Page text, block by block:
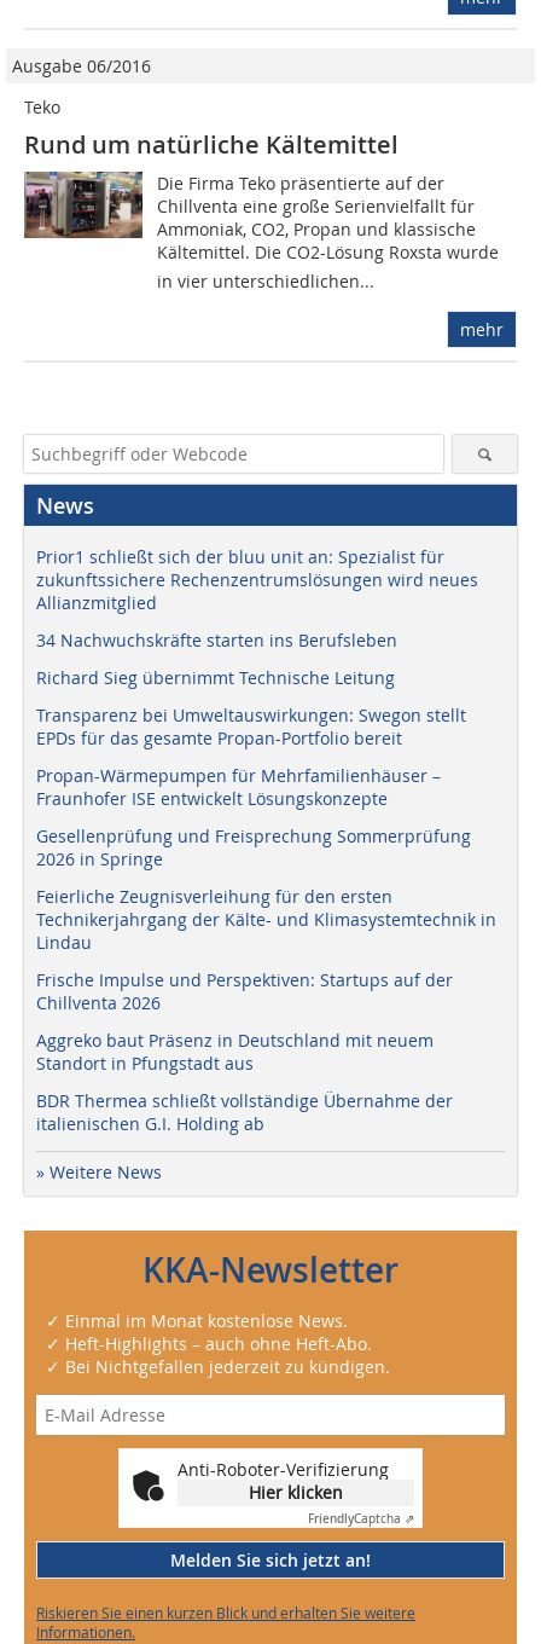
Ausgabe 06/2016
Teko
Rund um natürliche Kältemittel
Die Firma Teko präsentierte auf der
Chillventa eine große Serienvielfallt für
Ammoniak, CO2, Propan und klassische
Kältemittel. Die CO2-Lösung Roxsta wurde
in vier unterschiedlichen...
mehr
News
Prior1 schließt sich der bluu unit an: Spezialist für
zukunftssichere Rechenzentrumslösungen wird neues
Allianzmitglied
34 Nachwuchskräfte starten ins Berufsleben
Richard Sieg übernimmt Technische Leitung
Transparenz bei Umweltauswirkungen: Swegon stellt
EPDs für das gesamte Propan-Portfolio bereit
Propan-Wärmepumpen für Mehrfamilienhäuser –
Fraunhofer ISE entwickelt Lösungskonzepte
Gesellenprüfung und Freisprechung Sommerprüfung
2026 in Springe
Feierliche Zeugnisverleihung für den ersten
Technikerjahrgang der Kälte- und Klimasystemtechnik in
Lindau
Frische Impulse und Perspektiven: Startups auf der
Chillventa 2026
Aggreko baut Präsenz in Deutschland mit neuem
Standort in Pfungstadt aus
BDR Thermea schließt vollständige Übernahme der
italienischen G.I. Holding ab
» Weitere News
KKA-Newsletter
✓ Einmal im Monat kostenlose News.
✓ Heft-Highlights – auch ohne Heft-Abo.
✓ Bei Nichtgefallen jederzeit zu kündigen.
Anti-Roboter-Verifizierung
Hier klicken
FriendlyCaptcha ⇗
Melden Sie sich jetzt an!
Riskieren Sie einen kurzen Blick und erhalten Sie weitere
Informationen.